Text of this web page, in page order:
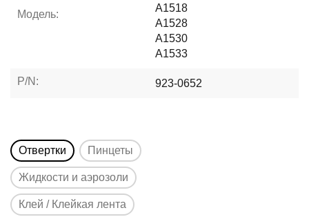
Модель:
A1518
A1528
A1530
A1533
P/N: 923-0652
Отвертки Пинцеты
Жидкости и аэрозоли
Клей / Клейкая лента